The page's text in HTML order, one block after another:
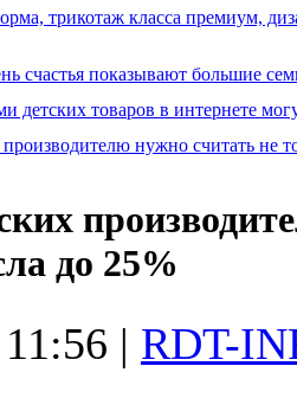
трикотаж класса премиум,
счастья показывают большие
детских товаров в интернете
производителю нужно считать не
до 25%
| RDT-